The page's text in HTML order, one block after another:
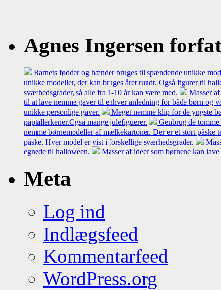
Agnes Ingersen
Barnets fødder og hænder bruges til spændende unikke
unikke modeller, der kan bruges året rundt. Også figurer til
sværhedsgrader, så alle fra 1-10 år kan være med.
Masser
til at lave nemme gaver til enhver anledning for både børn og
unikke personlige gaver.
Meget nemme klip for de yngste
paptallerkener.Også mange julefiguerer.
Genbrug de
nemme børnemodeller af mælkekartoner. Der er et stort påske
påske. Hver model er vist i forskellige sværhedsgrader.
egnede til halloween.
Masser af ideer som børnene kan
Meta
Log ind
Indlægsfeed
Kommentarfeed
WordPress.org